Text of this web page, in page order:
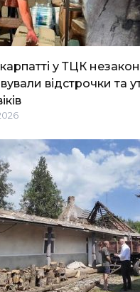
у ТЦК
відстрочки та